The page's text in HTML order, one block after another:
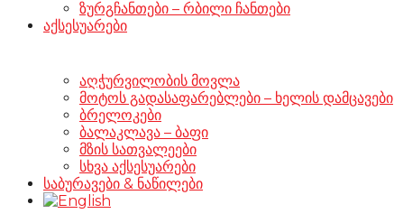
ზურგჩანთები – რბილი ჩანთები
აქსესუარები
აღჭურვილობის მოვლა
მოტოს გადასაფარებლები – ხელის დამცავები
ბრელოკები
ბალაკლავა – ბაფი
მზის სათვალეები
სხვა აქსესუარები
საბურავები & ნაწილები